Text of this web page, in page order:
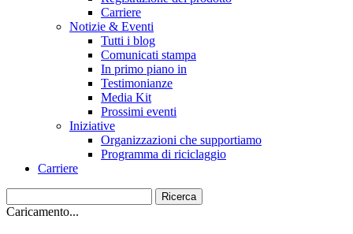
Carriere
Notizie & Eventi
Tutti i blog
Comunicati stampa
In primo piano in
Testimonianze
Media Kit
Prossimi eventi
Iniziative
Organizzazioni che supportiamo
Programma di riciclaggio
Carriere
Caricamento...